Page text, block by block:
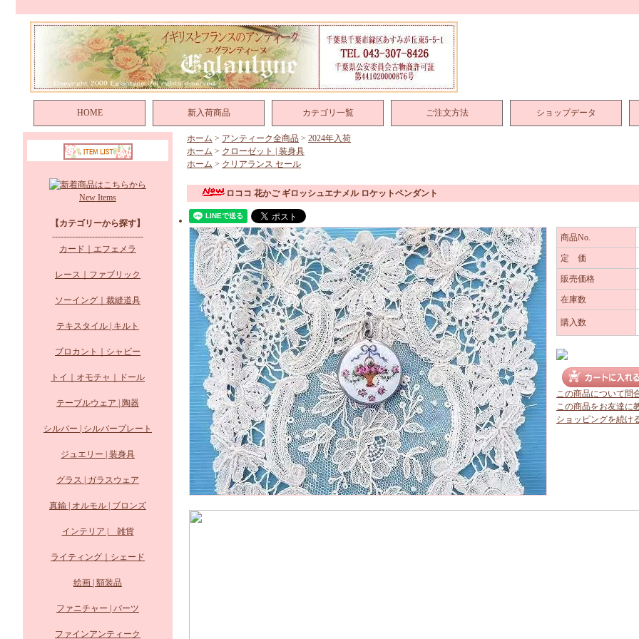
HOME 新入荷商品 カテゴリ一覧 ご注文方法 ショップデータ
New Items
【カテゴリーから探す】
--------------------------------
カード｜エフェメラ
レース｜ファブリック
ソーイング｜裁縫道具
テキスタイル | キルト
ブロカント｜シャビー
トイ｜オモチャ｜ドール
テーブルウェア | 陶器
シルバー | シルバープレート
ジュエリー | 装身具
グラス | ガラスウェア
真鍮 | オルモル | ブロンズ
インテリア | 雑貨
ライティング｜シェード
絵画 | 額装品
ファニチャー | パーツ
ファインアンティーク
ホーム > アンティーク全商品 > 2024年入荷
ホーム > クローゼット | 装身具
ホーム > クリアランス セール
ロココ 花かご ギロッシュエナメル ロケットペンダント
商品No.
定 価
販売価格
在庫数
購入数
この商品について問
この商品をお友達に
ショッピングを続け